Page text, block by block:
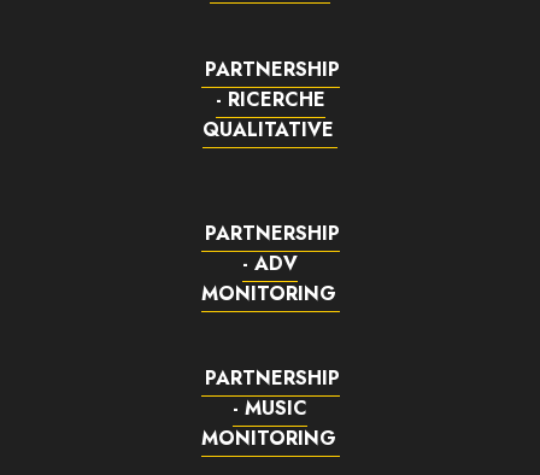
PARTNERSHIP
- RICERCHE
QUALITATIVE
PARTNERSHIP
- ADV
MONITORING
PARTNERSHIP
- MUSIC
MONITORING